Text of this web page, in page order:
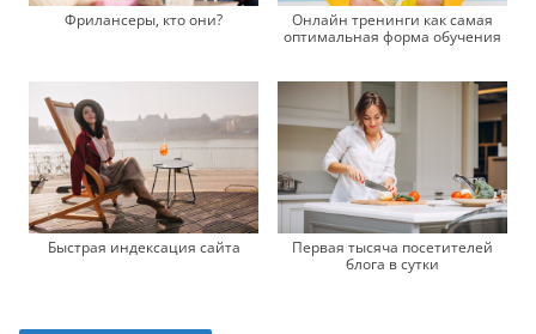
Фрилансеры, кто они?
Онлайн тренинги как самая
оптимальная форма обучения
Быстрая индексация сайта
Первая тысяча посетителей
блога в сутки